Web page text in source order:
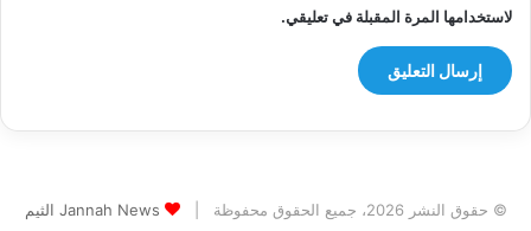
لاستخدامها المرة المقبلة في تعليقي.
© حقوق النشر 2026، جميع الحقوق محفوظة | Jannah News الثيم